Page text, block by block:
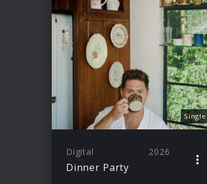
Single
Digital 2026
Dinner Party